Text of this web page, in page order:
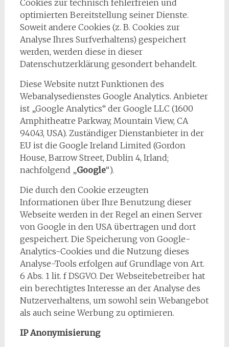
Cookies zur technisch fehlerfreien und
optimierten Bereitstellung seiner Dienste.
Soweit andere Cookies (z. B. Cookies zur
Analyse Ihres Surfverhaltens) gespeichert
werden, werden diese in dieser
Datenschutzerklärung gesondert behandelt.
Diese Website nutzt Funktionen des
Webanalysedienstes Google Analytics. Anbieter
ist „Google Analytics“ der Google LLC (1600
Amphitheatre Parkway, Mountain View, CA
94043, USA). Zuständiger Dienstanbieter in der
EU ist die Google Ireland Limited (Gordon
House, Barrow Street, Dublin 4, Irland;
nachfolgend „Google“).
Die durch den Cookie erzeugten
Informationen über Ihre Benutzung dieser
Webseite werden in der Regel an einen Server
von Google in den USA übertragen und dort
gespeichert. Die Speicherung von Google-
Analytics-Cookies und die Nutzung dieses
Analyse-Tools erfolgen auf Grundlage von Art.
6 Abs. 1 lit. f DSGVO. Der Webseitebetreiber hat
ein berechtigtes Interesse an der Analyse des
Nutzerverhaltens, um sowohl sein Webangebot
als auch seine Werbung zu optimieren.
IP Anonymisierung